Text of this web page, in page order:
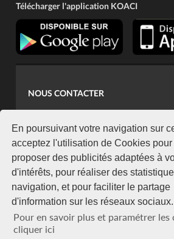
En poursuivant votre navigation sur
acceptez l'utilisation de Cookies
proposer des publicités adaptées à
d'intérêts, pour réaliser des
navigation, et pour faciliter le partage
d'information sur les réseaux sociaux.
Pour en savoir plus et paramétrer les
cliquer ici
Télécharger l'application KOACI
NOUS CONTACTER
koaci@yahoo.fr
+225 07 08 85 52 93
NEWSLETTER
Restez connecté via notre newsletter
S'abonner
Se désabonner